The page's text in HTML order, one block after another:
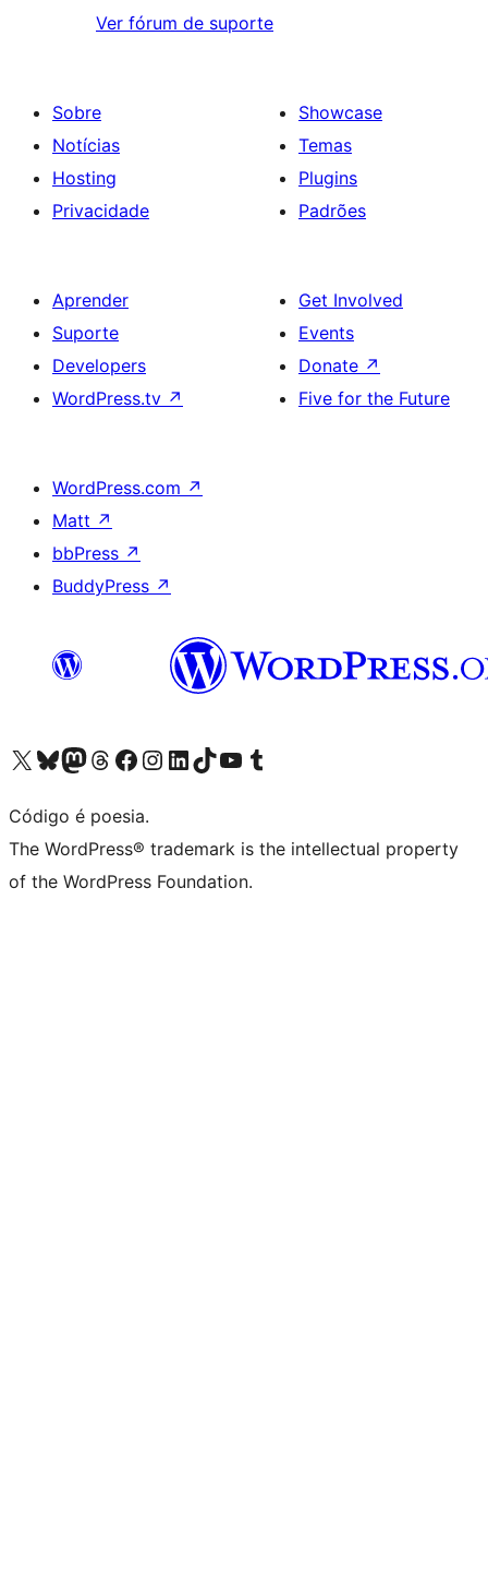
Ver fórum de suporte
Sobre
Notícias
Hosting
Privacidade
Showcase
Temas
Plugins
Padrões
Aprender
Suporte
Developers
WordPress.tv ↗
Get Involved
Events
Donate ↗
Five for the Future
WordPress.com ↗
Matt ↗
bbPress ↗
BuddyPress ↗
Visite a nossa conta X (antigo Twitter)
Visit our Bluesky account
Visit our Mastodon account
Visit our Threads account
Visite a nossa página do Facebook
Visite a nossa conta no Instagram
Visite a nossa conta no LinkedIn
Visit our TikTok account
Visit our YouTube channel
Visit our Tumblr account
Código é poesia.
The WordPress® trademark is the intellectual property
of the WordPress Foundation.